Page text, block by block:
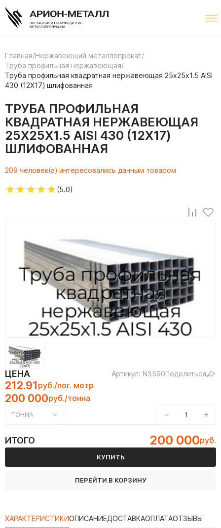
Главная/Нержавеющий металлопрокат/
Труба профильная нержавеющая/
Труба профильная квадратная нержавеющая 25х25х1.5 AISI
430 (12Х17) шлифованная
ТРУБА ПРОФИЛЬНАЯ
КВАДРАТНАЯ НЕРЖАВЕЮЩАЯ
25Х25Х1.5 AISI 430 (12Х17)
ШЛИФОВАННАЯ
209 человек(а) интересовались данным товаром
★★★★★(5.0)
ЦЕНА Артикул: N3590Поделиться
212.91 руб./пог. метр
200 000руб./тонна
ТОННА − +
ИТОГО 200 000руб.
КУПИТЬ
ПЕРЕЙТИ В КОРЗИНУ
ХАРАКТЕРИСТИКИОПИСАНИЕДОСТАВКАОПЛАТАОТЗЫВЫ